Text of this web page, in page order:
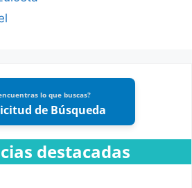
lo que buscas?
de Búsqueda
destacadas